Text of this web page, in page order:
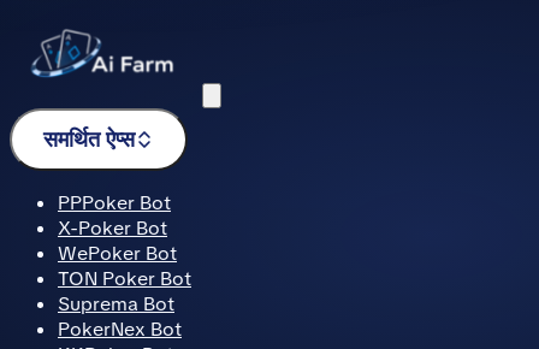
समर्थित ऐप्स
PPPoker Bot
X-Poker Bot
WePoker Bot
TON Poker Bot
Suprema Bot
PokerNex Bot